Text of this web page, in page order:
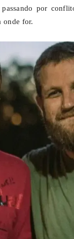
por
onde for.